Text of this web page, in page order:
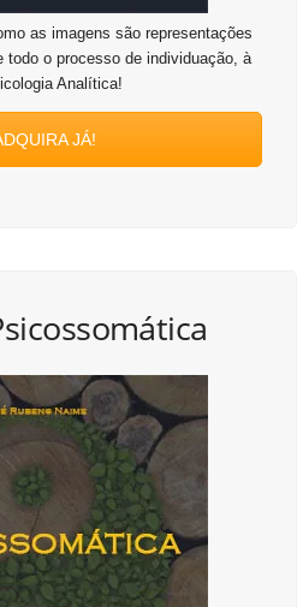
as imagens são representações
todo o processo de individuação, à
Analítica!
JÁ!